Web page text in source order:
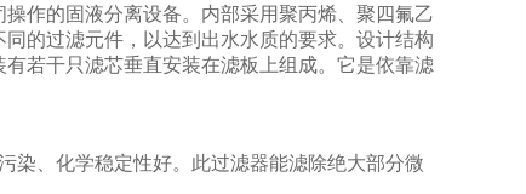
作的固液分离设备。内部采用聚丙烯、聚四氟乙
的过滤元件，以达到出水水质的要求。设计结构
若干只滤芯垂直安装在滤板上组成。它是依靠滤
染、化学稳定性好。此过滤器能滤除绝大部分微